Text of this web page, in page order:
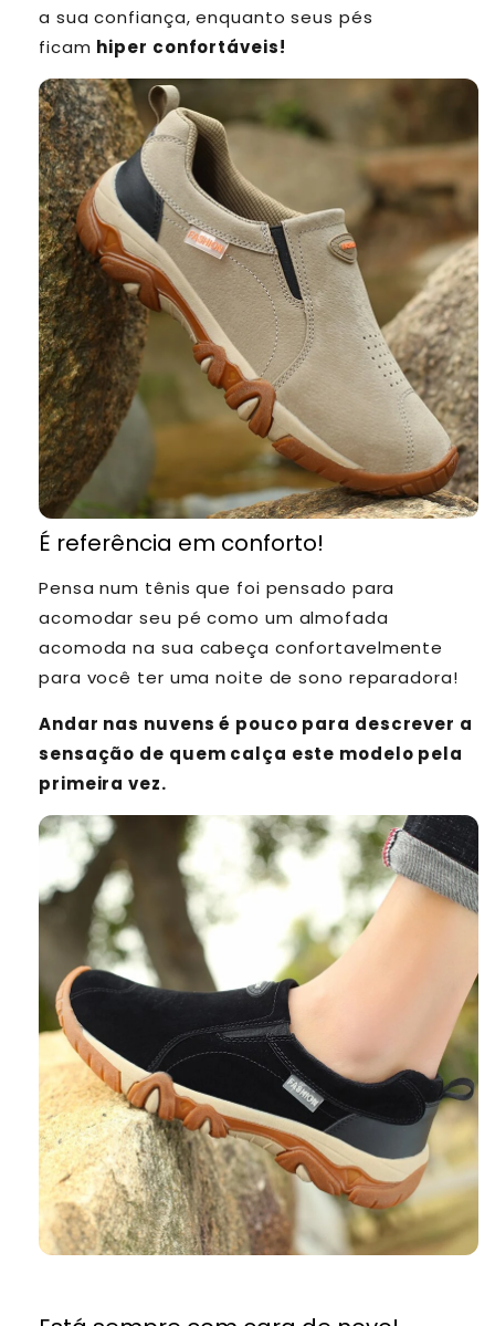
a sua confiança, enquanto seus pés
ficam hiper confortáveis!
É referência em conforto!
Pensa num tênis que foi pensado para
acomodar seu pé como um almofada
acomoda na sua cabeça confortavelmente
para você ter uma noite de sono reparadora!
Andar nas nuvens é pouco para descrever a
sensação de quem calça este modelo pela
primeira vez.